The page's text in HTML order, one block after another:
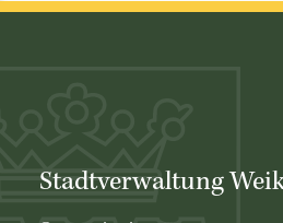
Stadtverwaltung